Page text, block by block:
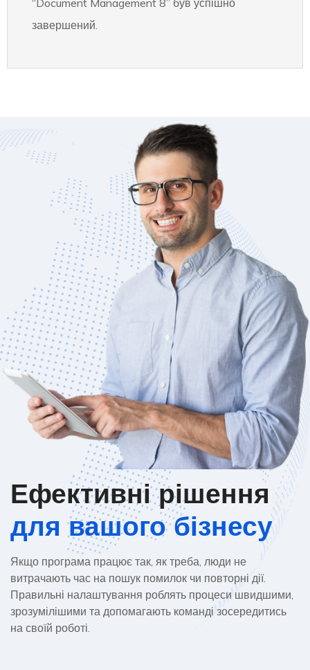
“Document Management 8” був успішно
завершений.
Ефективні рішення
для вашого бізнесу
Якщо програма працює так, як треба, люди не
витрачають час на пошук помилок чи повторні дії.
Правильні налаштування роблять процеси швидшими,
зрозумілішими та допомагають команді зосередитись
на своїй роботі.